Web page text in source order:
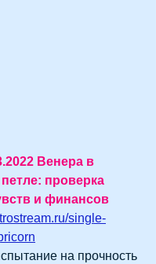
Венера в
петле: проверка
и финансов
single-
на прочность